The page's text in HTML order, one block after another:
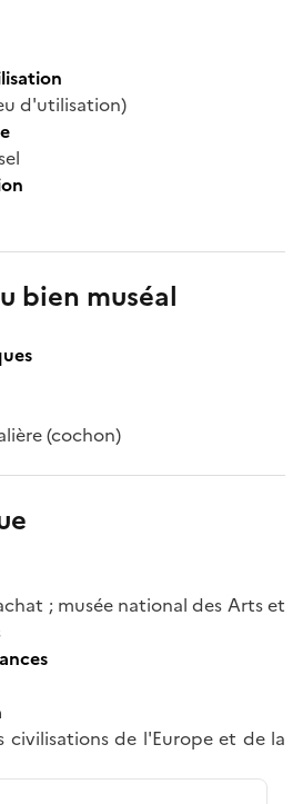
d'utilisation)
bien muséal
(cochon)
; musée national des Arts et
civilisations de l'Europe et de la